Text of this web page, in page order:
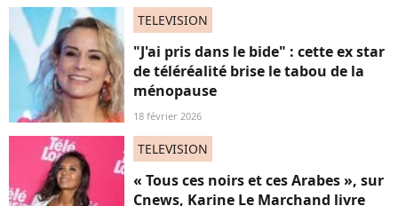
TELEVISION
"J'ai pris dans le bide" : cette ex star
de téléréalité brise le tabou de la
ménopause
18 février 2026
TELEVISION
« Tous ces noirs et ces Arabes », sur
Cnews, Karine Le Marchand livre